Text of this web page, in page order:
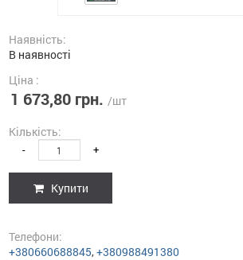
Наявність:
В наявності
Ціна :
1 673,80 грн. /шт
Кількість:
- +
Купити
Телефони:
+380660688845,+380988491380